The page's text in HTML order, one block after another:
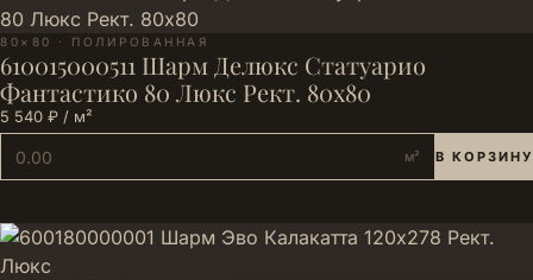
80×80 · ПОЛИРОВАННАЯ
610015000511 Шарм Делюкс Статуарио
Фантастико 80 Люкс Рект. 80х80
5 540 ₽ / м²
м² В КОРЗИНУ